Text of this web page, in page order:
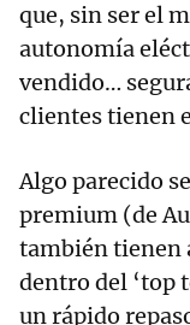
que, sin ser el
autonomía
vendido…
clientes tienen
Algo parecido
premium (de
también tienen
dentro del ‘top
un rápido